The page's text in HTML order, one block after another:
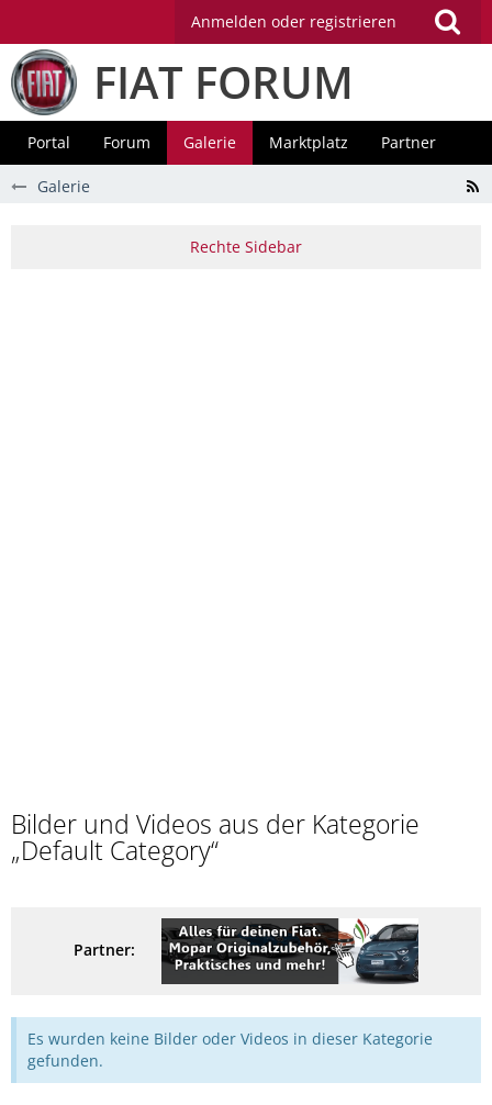
Anmelden oder registrieren
FIAT FORUM
Portal Forum Galerie Marktplatz Partner
Galerie
Bilder und Videos aus der Kategorie
„Default Category“
Partner:
Es wurden keine Bilder oder Videos in dieser Kategorie
gefunden.